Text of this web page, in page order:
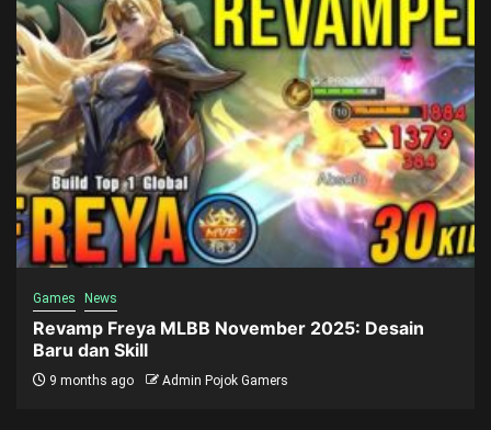
Games News
Revamp Freya MLBB November 2025: Desain
Baru dan Skill
9 months ago Admin Pojok Gamers